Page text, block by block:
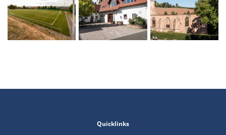
Quicklinks